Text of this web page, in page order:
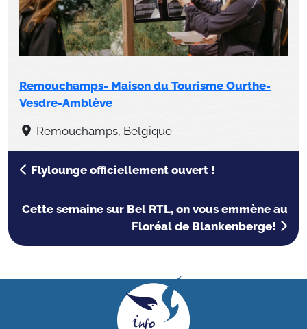
Remouchamps- Maison du Tourisme Ourthe-
Vesdre-Amblève
Remouchamps, Belgique
Flylounge officiellement ouvert !
Cette semaine sur Bel RTL, on vous emmène au
Floréal de Blankenberge!